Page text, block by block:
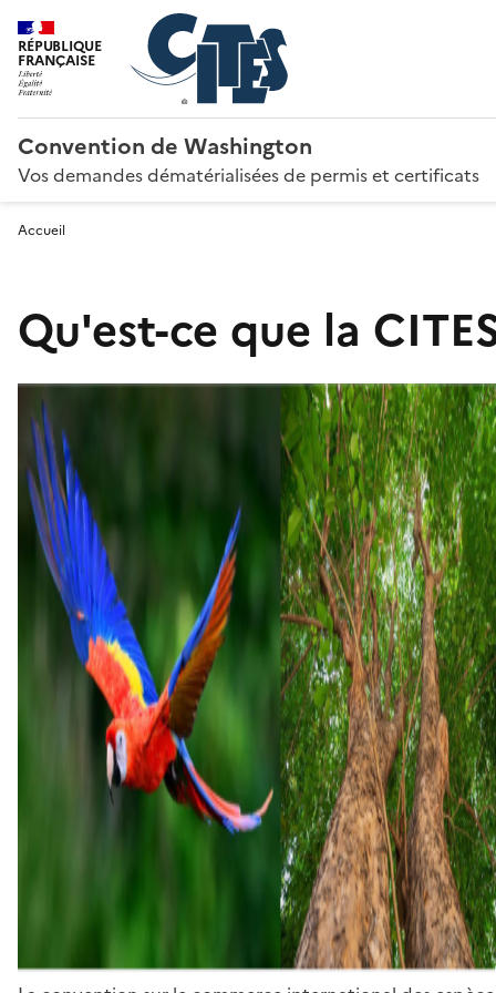
RÉPUBLIQUE
FRANÇAISE
Convention de Washington
Vos demandes dématérialisées de permis et certificats
Accueil
Qu'est-ce que la